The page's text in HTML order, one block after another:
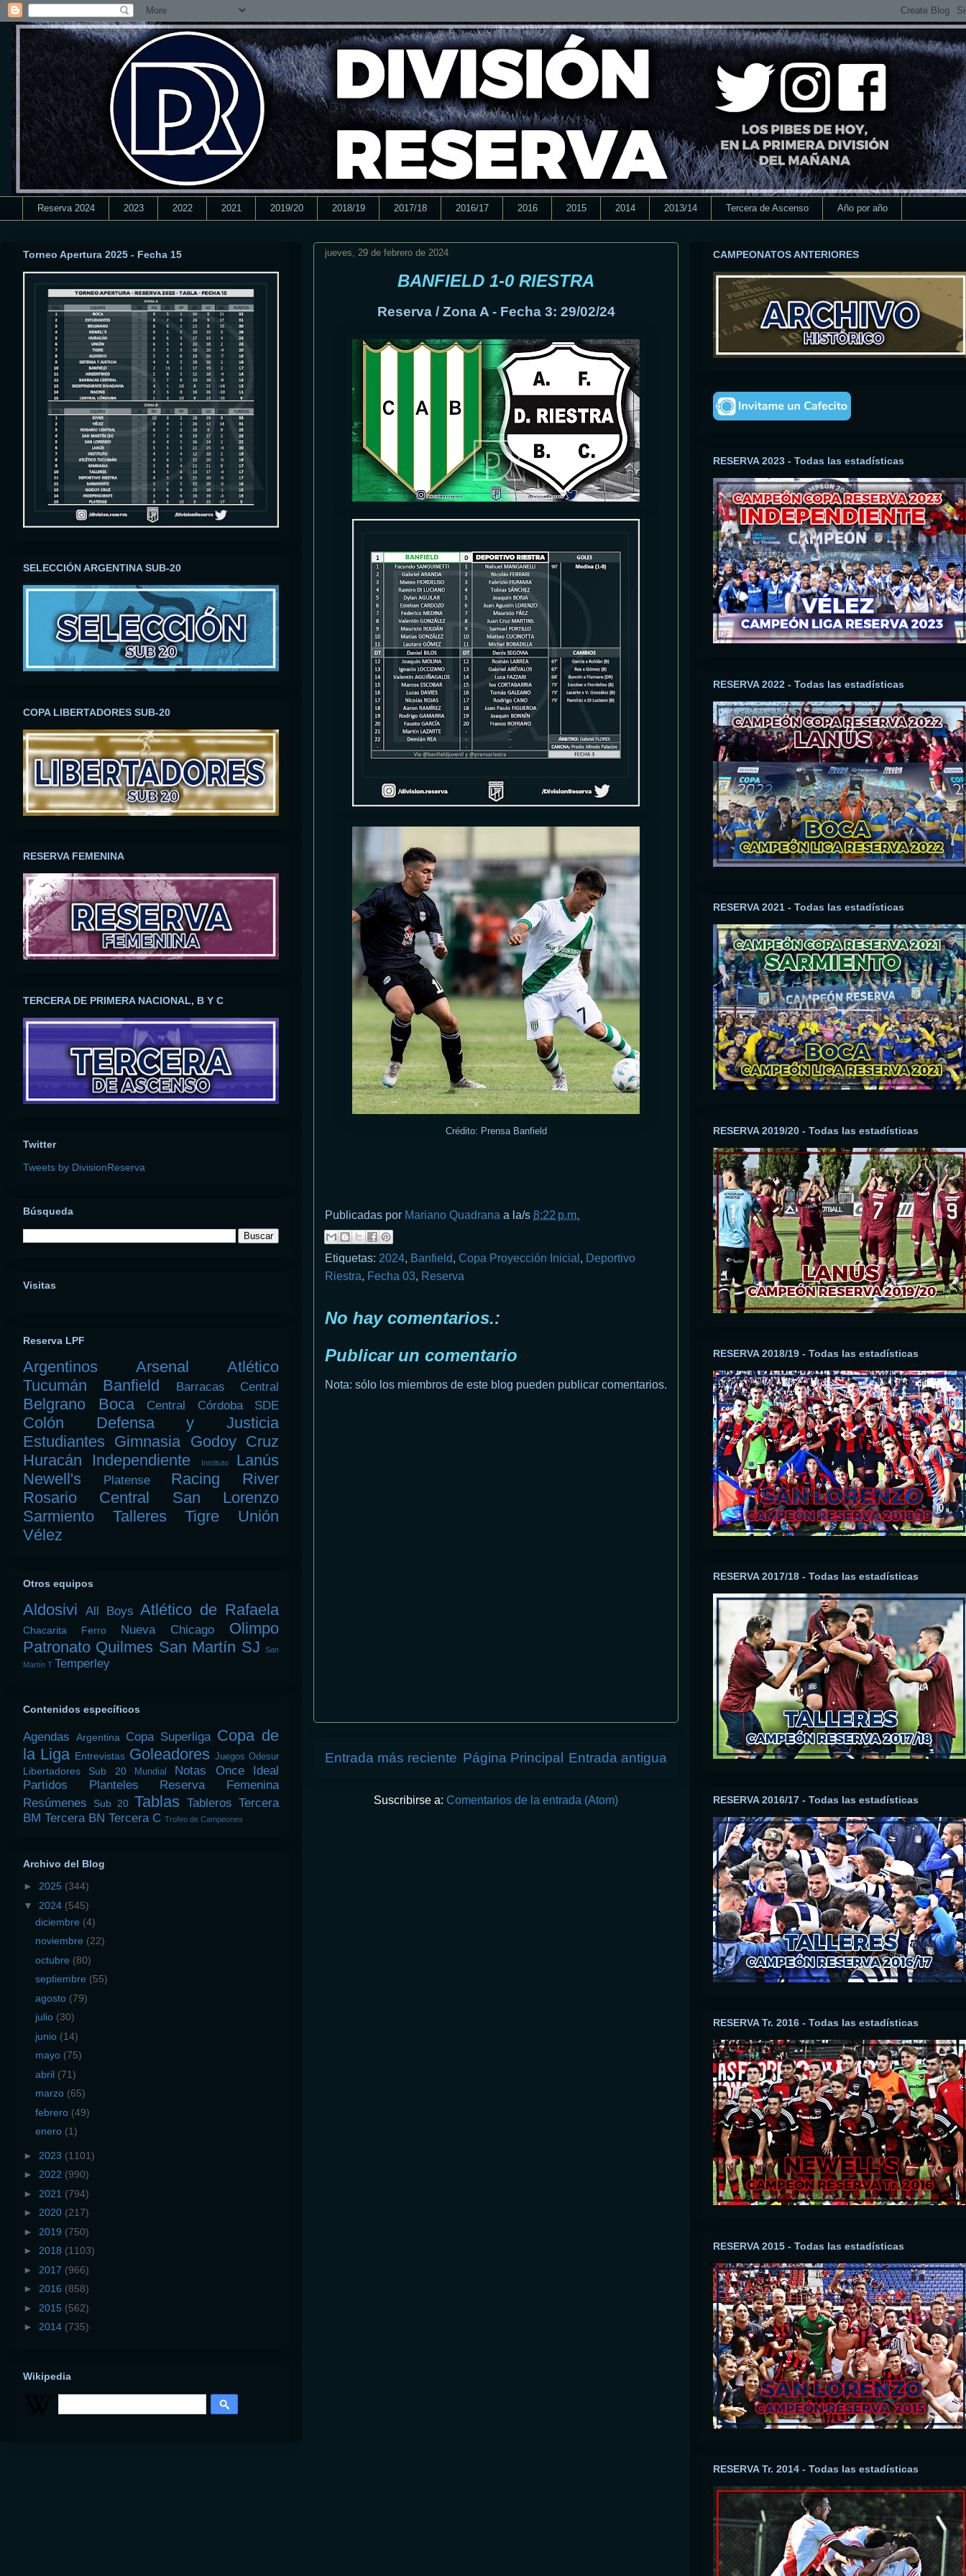
Reserva 2024 2023 2022 2021 2019/20 2018/19 2017/18 2016/17 2016 2015 2014 2013/14 Tercera de Ascenso Año por año
jueves, 29 de febrero de 2024
BANFIELD 1-0 RIESTRA
Reserva / Zona A - Fecha 3: 29/02/24
Crédito: Prensa Banfield
Publicadas por Mariano Quadrana a la/s 8:22 p.m.
Etiquetas: 2024, Banfield, Copa Proyección Inicial , Deportivo
Riestra, Fecha 03, Reserva
No hay comentarios.:
Publicar un comentario
Nota: sólo los miembros de este blog pueden publicar comentarios.
Entrada más reciente Entrada antigua
Página Principal
Suscribirse a: Comentarios de la entrada (Atom)
Torneo Apertura 2025 - Fecha 15
SELECCIÓN ARGENTINA SUB-20
COPA LIBERTADORES SUB-20
RESERVA FEMENINA
TERCERA DE PRIMERA NACIONAL, B Y C
Twitter
Tweets by DivisionReserva
Búsqueda
Visitas
Reserva LPF
Argentinos Arsenal
Atlético
Tucumán
Banfield Barracas Central
Belgrano Boca Central Córdoba SDE
Colón
Defensa y Justicia
Estudiantes Gimnasia Godoy Cruz
Huracán
Independiente Instituto
Lanús
Newell's
Platense Racing
River
Rosario Central
San Lorenzo
Sarmiento
Talleres Tigre
Unión
Vélez
Otros equipos
Aldosivi All Boys Atlético de Rafaela
Chacarita Ferro Nueva Chicago
Olimpo
Patronato Quilmes San Martín SJ
San
Martín T Temperley
Contenidos específicos
Agendas Argentina Copa Superliga Copa de
la Liga Entrevistas Goleadores Juegos Odesur
Libertadores Sub 20 Mundial Notas
Once Ideal
Partidos
Planteles
Reserva Femenina
Resúmenes
Sub 20 Tablas Tableros Tercera
BM Tercera BN Tercera C Trofeo de Campeones
Archivo del Blog
► 2025 (344)
▼ 2024 (545)
diciembre (4)
noviembre (22)
octubre (80)
septiembre (55)
agosto (79)
julio (30)
junio (14)
mayo (75)
abril (71)
marzo (65)
febrero (49)
enero (1)
► 2023 (1101)
► 2022 (990)
► 2021 (794)
► 2020 (217)
► 2019 (750)
► 2018 (1103)
► 2017 (966)
► 2016 (858)
► 2015 (562)
► 2014 (735)
Wikipedia
CAMPEONATOS ANTERIORES
RESERVA 2023 - Todas las estadísticas
RESERVA 2022 - Todas las estadísticas
RESERVA 2021 - Todas las estadísticas
RESERVA 2019/20 - Todas las estadísticas
RESERVA 2018/19 - Todas las estadísticas
RESERVA 2017/18 - Todas las estadísticas
RESERVA 2016/17 - Todas las estadísticas
RESERVA Tr. 2016 - Todas las estadísticas
RESERVA 2015 - Todas las estadísticas
RESERVA Tr. 2014 - Todas las estadísticas